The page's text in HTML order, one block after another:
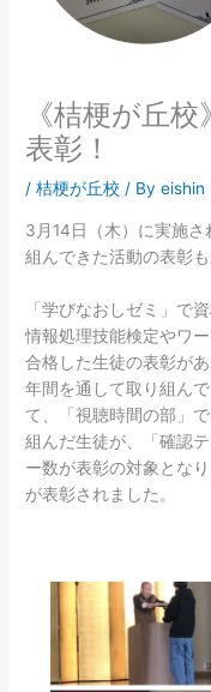
《桔梗が丘
表彰！
/桔梗が丘校 / Byeishin
3月14日（木）に実施
組んできた活動の表彰も
「学びなおしゼミ」で
情報処理技能検定やワ
合格した生徒の表彰が
年間を通して取り組ん
て、「視聴時間の部」
組んだ生徒が、「確認
ー数が表彰の対象とな
が表彰されました。